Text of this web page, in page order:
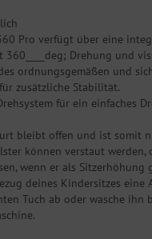
Pro verfügt über eine
360____deg; Drehung und
ordnungsgemäßen und
zusätzliche Stabilität.
für ein einfaches
bleibt offen und ist somit
können verstaut werden,
wenn er als Sitzerhöhung
deines Kindersitzes eine
Tuch ab oder wasche ihn